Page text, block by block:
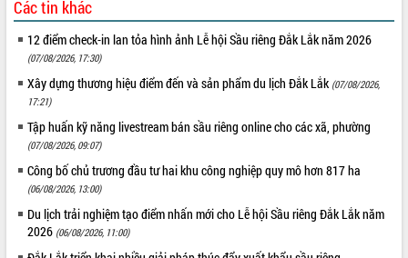
Bí thư Tỉnh ủy Lương Nguyễn Minh
Triết thăm, tặng quà người có công với
cách mạng
Rà soát, hoàn thiện hệ thống thiết chế
văn hóa, thể thao đáp ứng yêu cầu
phát triển mới
Thường trực HĐND tỉnh Đắk Lắk gặp
mặt Đoàn chuyên gia y tế TP. Hồ Chí
Minh
Lễ truy điệu và an táng hài cốt liệt sĩ
tại Nghĩa trang Liệt sĩ xã Sơn Hòa
Bàn giải pháp tháo gỡ khó khăn trong
xuất khẩu sầu riêng và triển khai quy
LIÊN KẾT WEB
THỐNG KÊ TRUY CẬP
Hôm nay: 4900
Tất cả: 66090568
Các tin khác
12 điểm check-in lan tỏa hình ảnh Lễ hội Sầu riêng Đắk Lắk năm 2026
(07/08/2026, 17:30)
Xây dựng thương hiệu điểm đến và sản phẩm du lịch Đắk Lắk (07/08/2026,
17:21)
Tập huấn kỹ năng livestream bán sầu riêng online cho các xã, phường
(07/08/2026, 09:07)
Công bố chủ trương đầu tư hai khu công nghiệp quy mô hơn 817 ha
(06/08/2026, 13:00)
Du lịch trải nghiệm tạo điểm nhấn mới cho Lễ hội Sầu riêng Đắk Lắk năm
2026 (06/08/2026, 11:00)